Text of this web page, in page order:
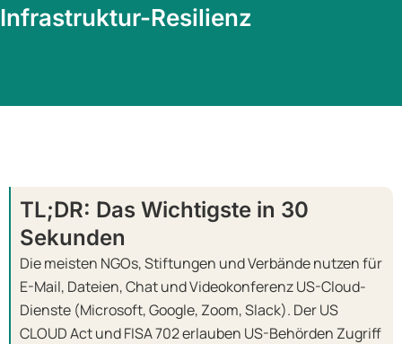
Infrastruktur-Resilienz
TL;DR: Das Wichtigste in 30
Sekunden
Die meisten NGOs, Stiftungen und Verbände nutzen für
E-Mail, Dateien, Chat und Videokonferenz US-Cloud-
Dienste (Microsoft, Google, Zoom, Slack). Der US
CLOUD Act und FISA 702 erlauben US-Behörden Zugriff